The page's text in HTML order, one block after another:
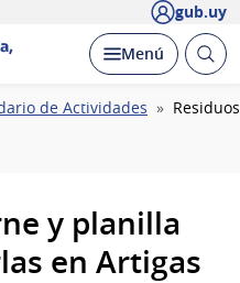
gub.uy
Desplegar
Menú Abrir
de Actividades
y planilla
en Artigas